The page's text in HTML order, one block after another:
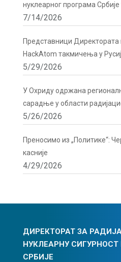
нуклеарног програма
Директората
7/14/2026
Представници Директората
HackAtom такмичења у
5/29/2026
У Охриду одржана
сарадње у области
сигурности
5/26/2026
Преносимо из „Политике“:
касније
4/29/2026
ДИРЕКТОРАТ ЗА
НУКЛЕАРНУ
СРБИЈЕ